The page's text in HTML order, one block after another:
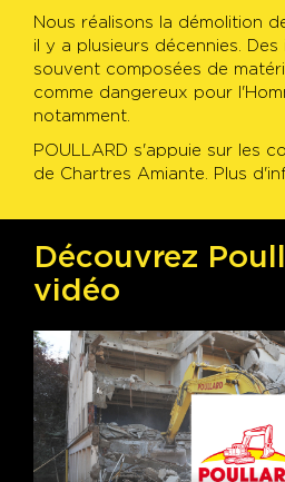
Nous réalisons la démolition
il y a plusieurs décennies.
souvent composées de
comme dangereux pour
notamment.
POULLARD s'appuie sur les
de Chartres Amiante. Plus
Découvrez
vidéo